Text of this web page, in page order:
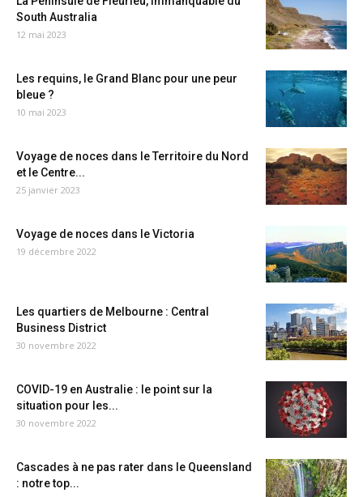
South Australia
12 mai 2023
Les requins, le Grand Blanc pour une peur
bleue ?
10 mai 2023
Voyage de noces dans le Territoire du Nord
et le Centre...
25 janvier 2023
Voyage de noces dans le Victoria
19 décembre 2022
Les quartiers de Melbourne : Central
Business District
30 novembre 2022
COVID-19 en Australie : le point sur la
situation pour les...
30 novembre 2022
Cascades à ne pas rater dans le Queensland
: notre top...